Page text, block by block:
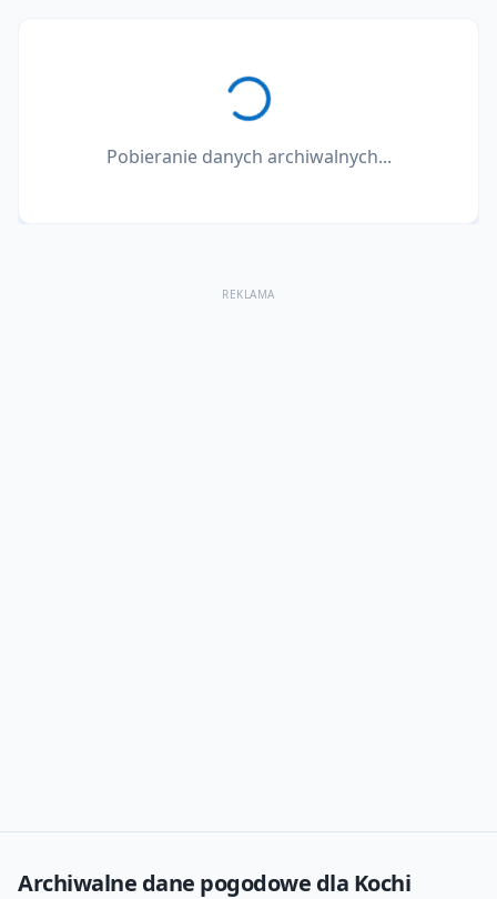
Pobieranie danych archiwalnych...
REKLAMA
Archiwalne dane pogodowe dla Kochi